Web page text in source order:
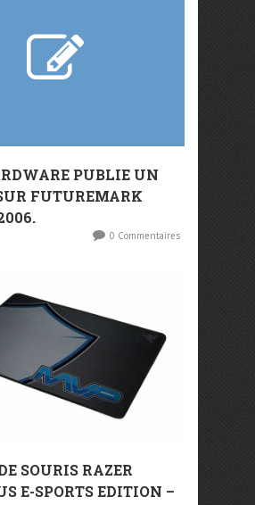
PUBLIE UN
FUTUREMARK
0 Commentaires
SOURIS RAZER
E-SPORTS EDITION –